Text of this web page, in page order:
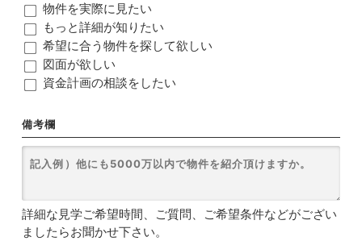
物件を実際に見たい
もっと詳細が知りたい
希望に合う物件を探して欲しい
図面が欲しい
資金計画の相談をしたい
備考欄
詳細な見学ご希望時間、ご質問、ご希望条件などがござい
ましたらお聞かせ下さい。